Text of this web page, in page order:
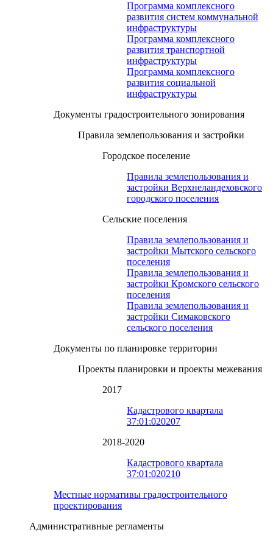
Программа комплексного
развития систем коммунальной
инфраструктуры
Программа комплексного
развития транспортной
инфраструктуры
Программа комплексного
развития социальной
инфраструктуры
Документы градостроительного зонирования
Правила землепользования и застройки
Городское поселение
Правила землепользования и
застройки Верхнеландеховского
городского поселения
Сельские поселения
Правила землепользования и
застройки Мытского сельского
поселения
Правила землепользования и
застройки Кромского сельского
поселения
Правила землепользования и
застройки Симаковского
сельского поселения
Документы по планировке территории
Проекты планировки и проекты межевания
2017
Кадастрового квартала
37:01:020207
2018-2020
Кадастрового квартала
37:01:020210
Местные нормативы градостроительного
проектирования
Административные регламенты